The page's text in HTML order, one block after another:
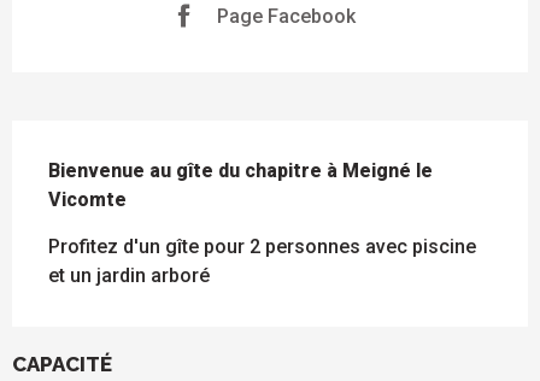
Page Facebook
Bienvenue au gîte du chapitre à Meigné le
Vicomte
Profitez d'un gîte pour 2 personnes avec piscine
et un jardin arboré
CAPACITÉ